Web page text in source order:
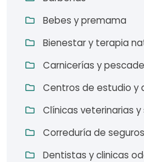
Bebes y premama
Bienestar y terapia
Carnicerías y
Centros de estudio y
Clínicas veterinarias
Correduría de seguros
Dentistas y clinicas